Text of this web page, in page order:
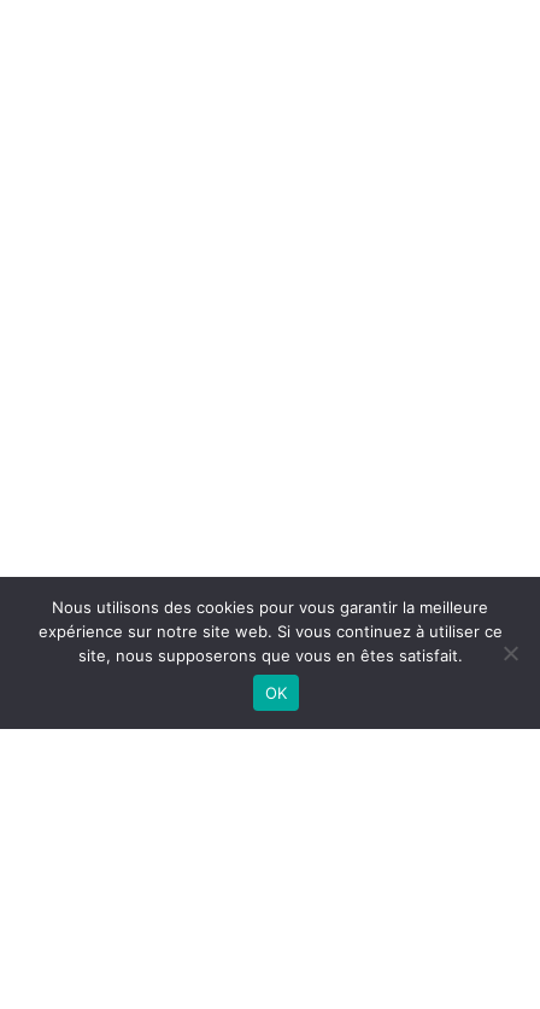
Nous utilisons des cookies pour vous garantir la meilleure
expérience sur notre site web. Si vous continuez à utiliser ce
site, nous supposerons que vous en êtes satisfait.
OK